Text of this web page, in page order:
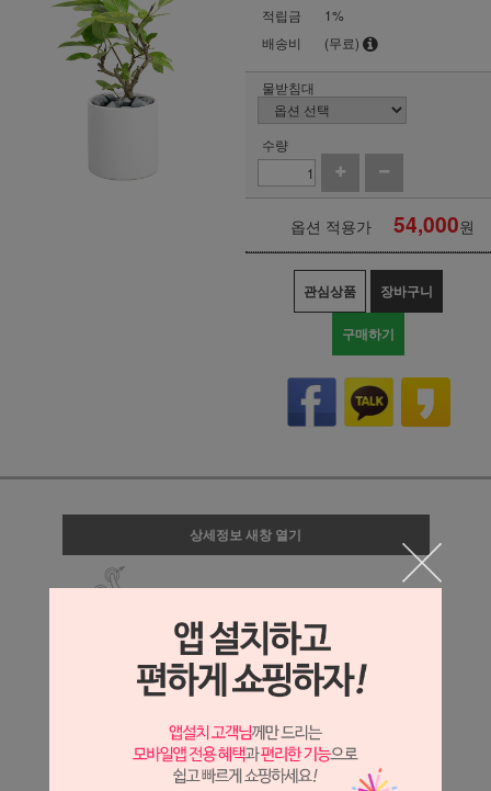
적립금
1%
배송비
(무료)
물받침대
수량
옵션 적용가 54,000원
관심상품 장바구니
구매하기
상세정보 새창 열기